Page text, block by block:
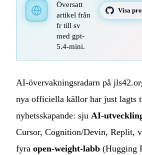
Översatt
artikel från
fr till sv
med gpt-
5.4-mini.
Visa
AI-övervakningsradarn på
nya officiella källor har just lagts
nyhetsskapande: sju AI-
Cursor, Cognition/Devin, Replit,
fyra open-weight-labb (Hugging